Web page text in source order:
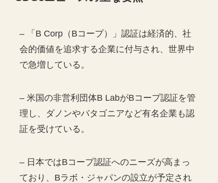
– 「B Corp（Bコープ）」認証は経済的、社
会的価値を追求する企業に付与され、世界中
で急増している。
– 米国の非営利団体B LabがBコープ認証を管
理し、ダノンやパタゴニアなど有名企業も認
証を受けている。
– 日本ではBコープ認証へのニーズが高まっ
ており、Bラボ・ジャパンの設立が予定され